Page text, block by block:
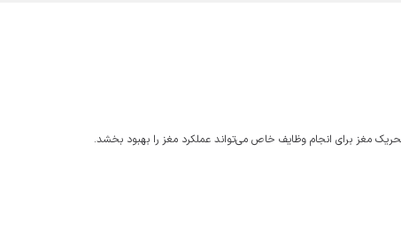
تحریک مغز برای انجام وظایف خاص می‌تواند عملکرد مغز را بهبود بخشد.